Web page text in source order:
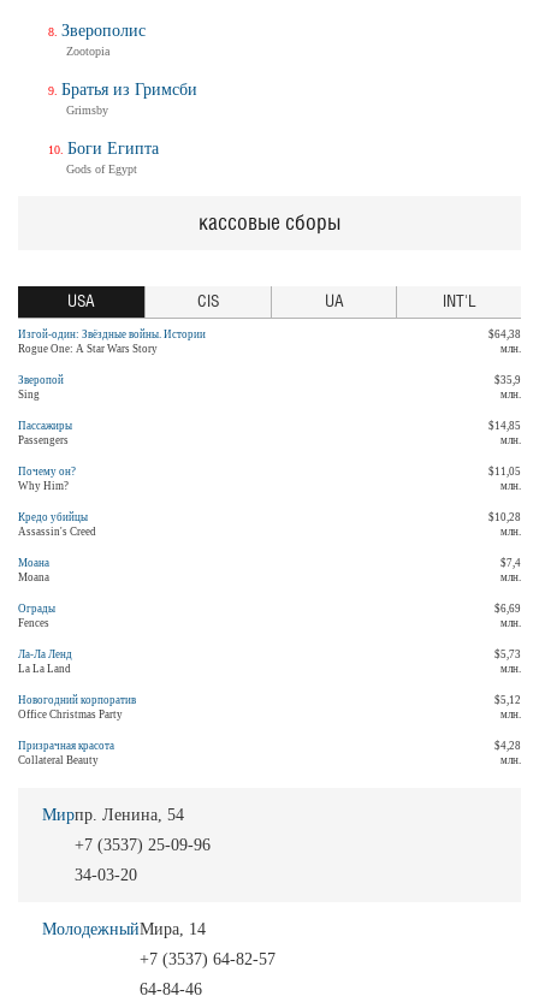
Мирпр. Ленина, 54
+7 (3537) 25-09-96
34-03-20
МолодежныйМира, 14
+7 (3537) 64-82-57
64-84-46
Зверополис
Zootopia
Братья из Гримсби
Grimsby
Боги Египта
Gods of Egypt
кассовые сборы
USA CIS UA INT'L
Изгой-один: Звёздные войны. Истории
Rogue One: A Star Wars Story
$64,38
млн.
Зверопой
Sing
$35,9
млн.
Пассажиры
Passengers
$14,85
млн.
Почему он?
Why Him?
$11,05
млн.
Кредо убийцы
Assassin's Creed
$10,28
млн.
Моана
Moana
$7,4
млн.
Ограды
Fences
$6,69
млн.
Ла-Ла Ленд
La La Land
$5,73
млн.
Новогодний корпоратив
Office Christmas Party
$5,12
млн.
Призрачная красота
Collateral Beauty
$4,28
млн.